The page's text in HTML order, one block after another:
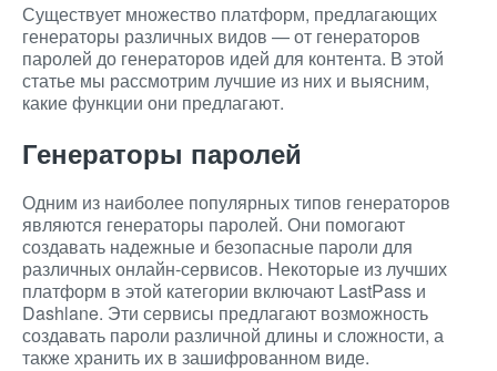
Существует множество платформ, предлагающих
генераторы различных видов — от генераторов
паролей до генераторов идей для контента. В этой
статье мы рассмотрим лучшие из них и выясним,
какие функции они предлагают.
Генераторы паролей
Одним из наиболее популярных типов генераторов
являются генераторы паролей. Они помогают
создавать надежные и безопасные пароли для
различных онлайн-сервисов. Некоторые из лучших
платформ в этой категории включают LastPass и
Dashlane. Эти сервисы предлагают возможность
создавать пароли различной длины и сложности, а
также хранить их в зашифрованном виде.